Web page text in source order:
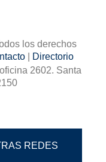
los derechos
Directorio
2602. Santa
REDES